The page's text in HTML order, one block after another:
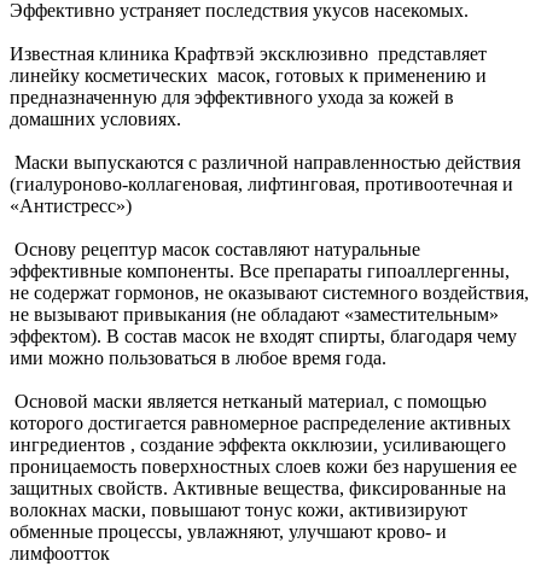
Эффективно устраняет последствия укусов насекомых.
Известная клиника Крафтвэй эксклюзивно представляет
линейку косметических масок, готовых к применению и
предназначенную для эффективного ухода за кожей в
домашних условиях.
Маски выпускаются с различной направленностью действия
(гиалуроново-коллагеновая, лифтинговая, противоотечная и
«Антистресс»)
Основу рецептур масок составляют натуральные
эффективные компоненты. Все препараты гипоаллергенны,
не содержат гормонов, не оказывают системного воздействия,
не вызывают привыкания (не обладают «заместительным»
эффектом). В состав масок не входят спирты, благодаря чему
ими можно пользоваться в любое время года.
Основой маски является нетканый материал, с помощью
которого достигается равномерное распределение активных
ингредиентов , создание эффекта окклюзии, усиливающего
проницаемость поверхностных слоев кожи без нарушения ее
защитных свойств. Активные вещества, фиксированные на
волокнах маски, повышают тонус кожи, активизируют
обменные процессы, увлажняют, улучшают крово- и
лимфоотток